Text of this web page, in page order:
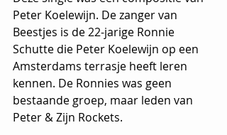
Peter Koelewijn. De zanger van
Beestjes is de 22-jarige Ronnie
Schutte die Peter Koelewijn op een
Amsterdams terrasje heeft leren
kennen. De Ronnies was geen
bestaande groep, maar leden van
Peter & Zijn Rockets.